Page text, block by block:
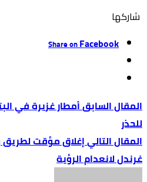
‫‫ شاركها‬
Share onFacebook
أمطار غزيرة في
للحذر
إغلاق مؤقت لطريق
غرندل لانعدام الرؤية